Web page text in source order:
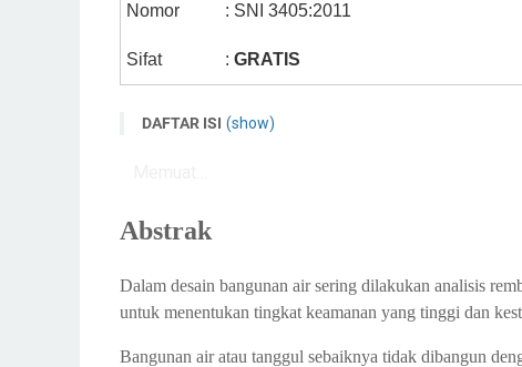
Nomor : SNI 3405:2011
Sifat : GRATIS
DAFTAR ISI (show)
Acuan Normatif
Benda uji dan bahan penunjang uji
1. Benda uji tanah terganggu
2. Benda uji tanah tidak terganggu
Abstrak
Dalam desain bangunan air sering dilakukan analisis
untuk menentukan tingkat keamanan yang tinggi dan
Bangunan air atau tanggul sebaiknya tidak dibangun